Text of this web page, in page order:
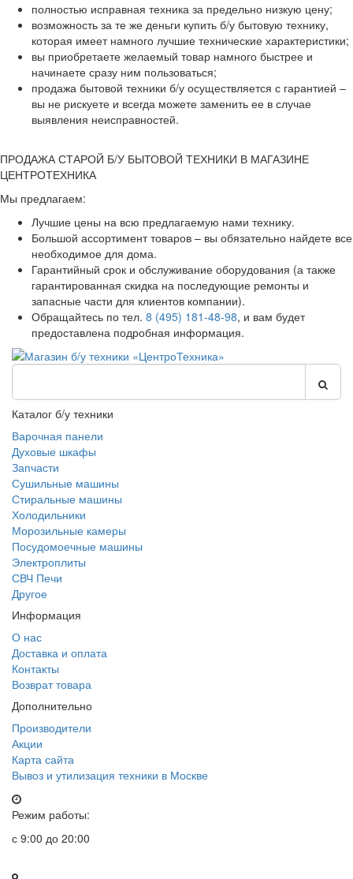
полностью исправная техника за предельно низкую цену;
возможность за те же деньги купить б/у бытовую технику,
которая имеет намного лучшие технические характеристики;
вы приобретаете желаемый товар намного быстрее и
начинаете сразу ним пользоваться;
продажа бытовой техники б/у осуществляется с гарантией –
вы не рискуете и всегда можете заменить ее в случае
выявления неисправностей.
ПРОДАЖА СТАРОЙ Б/У БЫТОВОЙ ТЕХНИКИ В МАГАЗИНЕ
ЦЕНТРОТЕХНИКА
Мы предлагаем:
Лучшие цены на всю предлагаемую нами технику.
Большой ассортимент товаров – вы обязательно найдете все
необходимое для дома.
Гарантийный срок и обслуживание оборудования (а также
гарантированная скидка на последующие ремонты и
запасные части для клиентов компании).
Обращайтесь по тел. 8 (495) 181-48-98, и вам будет
предоставлена подробная информация.
Каталог б/у техники
Варочная панели
Духовые шкафы
Запчасти
Сушильные машины
Стиральные машины
Холодильники
Морозильные камеры
Посудомоечные машины
Электроплиты
СВЧ Печи
Другое
Информация
О нас
Доставка и оплата
Контакты
Возврат товара
Дополнительно
Производители
Акции
Карта сайта
Вывоз и утилизация техники в Москве
Режим работы:
с 9:00 до 20:00